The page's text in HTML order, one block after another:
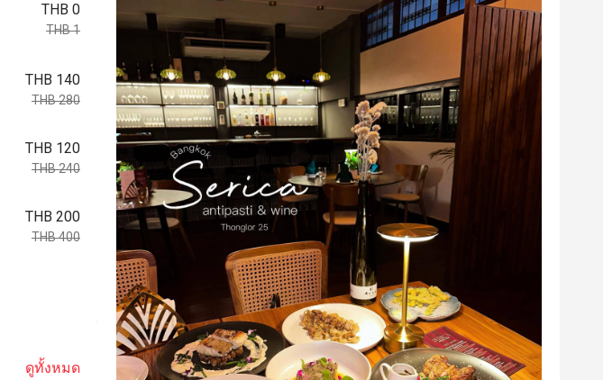
THB 0
THB 1
THB 140
THB 280
THB 120
THB 240
THB 200
THB 400
ดูทั้งหมด